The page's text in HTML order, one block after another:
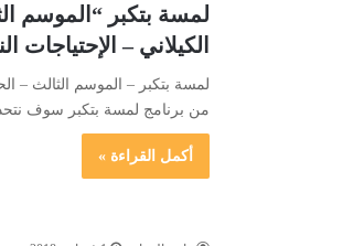
لمسة بتكبر “الموسم
الكيلاني – الإحتياجات
لمسة بتكبر – الموسم الثالث –
من برنامج لمسة بتكبر سوف
أكمل القراءة »